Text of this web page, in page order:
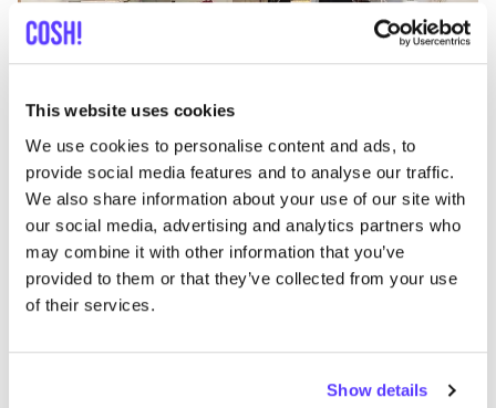
This website uses cookies
We use cookies to personalise content and ads, to
provide social media features and to analyse our traffic.
We also share information about your use of our site with
our social media, advertising and analytics partners who
may combine it with other information that you’ve
provided to them or that they’ve collected from your use
of their services.
Show details
Añade a la ruta Visita sitio web
TWOTHIRDS
Ropa Deporte +1